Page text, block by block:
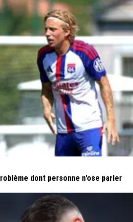
dont personne n'ose parler